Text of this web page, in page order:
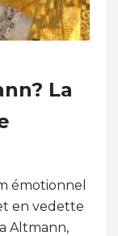
La
émotionnel
en vedette
Altmann,